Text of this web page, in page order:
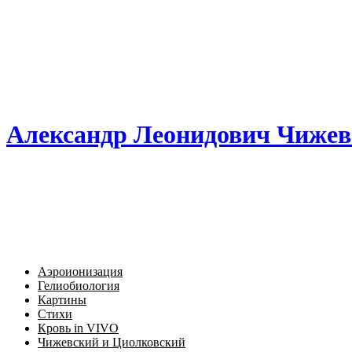
Александр Леонидович
Аэроионизация
Гелиобиология
Картины
Стихи
Кровь in VIVO
Чижевский и Циолковский